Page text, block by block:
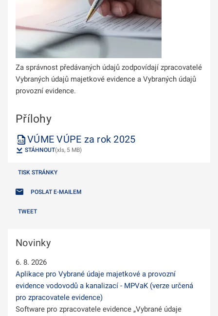
Za správnost předávaných údajů zodpovídají zpracovatelé
Vybraných údajů majetkové evidence a Vybraných údajů
provozní evidence.
Přílohy
VÚME VÚPE za rok 2025
STÁHNOUT(xls, 5 MB)
TISK STRÁNKY
POSLAT E-MAILEM
TWEET
Novinky
6. 8. 2026
Aplikace pro Vybrané údaje majetkové a provozní
evidence vodovodů a kanalizací - MPVaK (verze určená
pro zpracovatele evidence)
Software pro zpracovatele evidence „Vybrané údaje